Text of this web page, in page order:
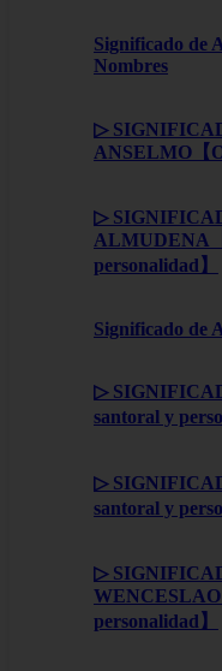
Significado de
Nombres
▷
ANSELMO【
▷
ALMUDENA
personalidad】
Significado de
▷
santoral y
▷
santoral y
▷
WENCESLAO
personalidad】